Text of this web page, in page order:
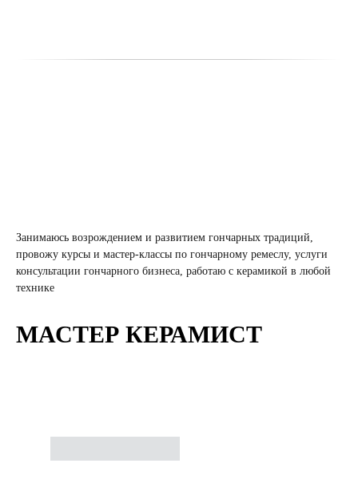
Занимаюсь возрождением и развитием гончарных традиций,
провожу курсы и мастер-классы по гончарному ремеслу, услуги
консультации гончарного бизнеса, работаю с керамикой в любой
технике
МАСТЕР КЕРАМИСТ